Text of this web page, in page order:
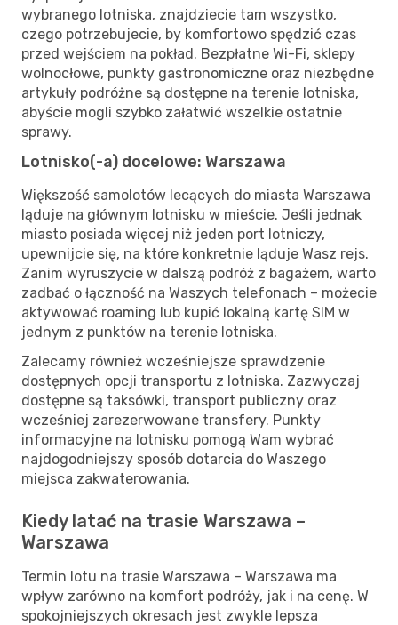
wybranego lotniska, znajdziecie tam wszystko,
czego potrzebujecie, by komfortowo spędzić czas
przed wejściem na pokład. Bezpłatne Wi-Fi, sklepy
wolnocłowe, punkty gastronomiczne oraz niezbędne
artykuły podróżne są dostępne na terenie lotniska,
abyście mogli szybko załatwić wszelkie ostatnie
sprawy.
Lotnisko(-a) docelowe: Warszawa
Większość samolotów lecących do miasta Warszawa
ląduje na głównym lotnisku w mieście. Jeśli jednak
miasto posiada więcej niż jeden port lotniczy,
upewnijcie się, na które konkretnie ląduje Wasz rejs.
Zanim wyruszycie w dalszą podróż z bagażem, warto
zadbać o łączność na Waszych telefonach – możecie
aktywować roaming lub kupić lokalną kartę SIM w
jednym z punktów na terenie lotniska.
Zalecamy również wcześniejsze sprawdzenie
dostępnych opcji transportu z lotniska. Zazwyczaj
dostępne są taksówki, transport publiczny oraz
wcześniej zarezerwowane transfery. Punkty
informacyjne na lotnisku pomogą Wam wybrać
najdogodniejszy sposób dotarcia do Waszego
miejsca zakwaterowania.
Kiedy latać na trasie Warszawa –
Warszawa
Termin lotu na trasie Warszawa – Warszawa ma
wpływ zarówno na komfort podróży, jak i na cenę. W
spokojniejszych okresach jest zwykle lepsza